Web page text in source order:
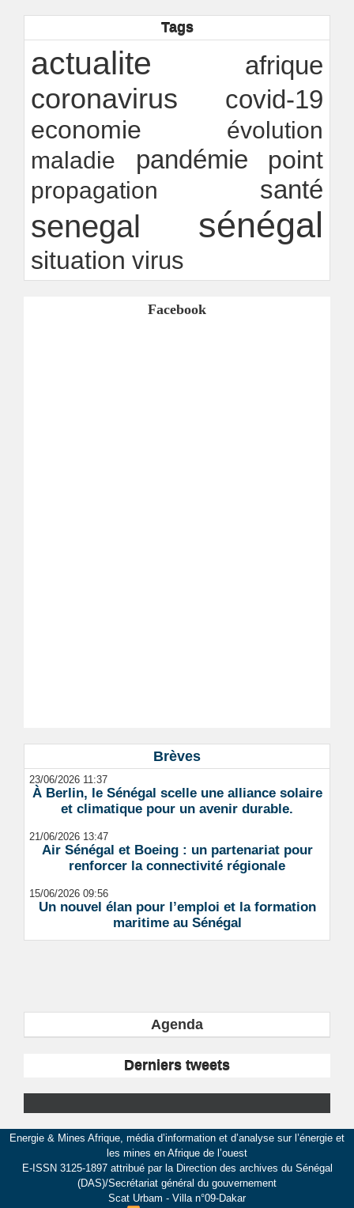
transparence locale, impact national
Ndakhté M. GAYE
innovation
24/07/2026 -Ndakhté M. GAYE
Tags
actualite afrique
coronavirus covid-19
economie
évolution
maladie
pandémie point
propagation santé
senegal sénégal
situation virus
Facebook
Brèves
23/06/2026 11:37
À Berlin, le Sénégal scelle une alliance solaire
et climatique pour un avenir durable.
21/06/2026 13:47
Air Sénégal et Boeing : un partenariat pour
renforcer la connectivité régionale
15/06/2026 09:56
Un nouvel élan pour l’emploi et la formation
maritime au Sénégal
Agenda
Derniers tweets
Energie & Mines Afrique, média d’information et d’analyse sur l’énergie et
les mines en Afrique de l’ouest
E-ISSN 3125-1897 attribué par la Direction des archives du Sénégal
(DAS)/Secrétariat général du gouvernement
Scat Urbam - Villa n°09-Dakar